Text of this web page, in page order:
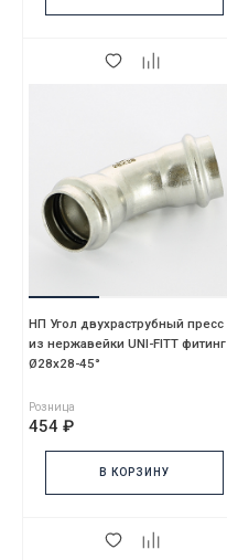
НП Угол двухраструбный пресс
из нержавейки UNI-FITT фитинг
Ø28х28-45°
Розница
454 ₽
В КОРЗИНУ